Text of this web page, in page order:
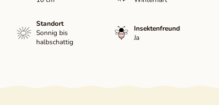
Standort
Sonnig bis
halbschattig
Insektenfreund
Ja